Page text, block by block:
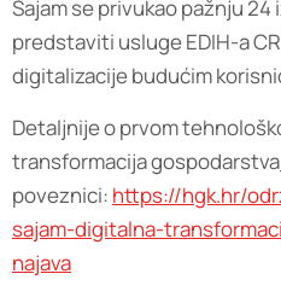
Sajam se privukao pažnju
predstaviti usluge EDIH-a
digitalizacije budućim
Detaljnije o prvom
transformacija
poveznici: https://hgk.hr/
sajam-digitalna-
najava